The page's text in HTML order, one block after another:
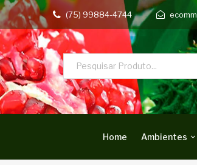
(75) 99884-4744
Home Ambientes